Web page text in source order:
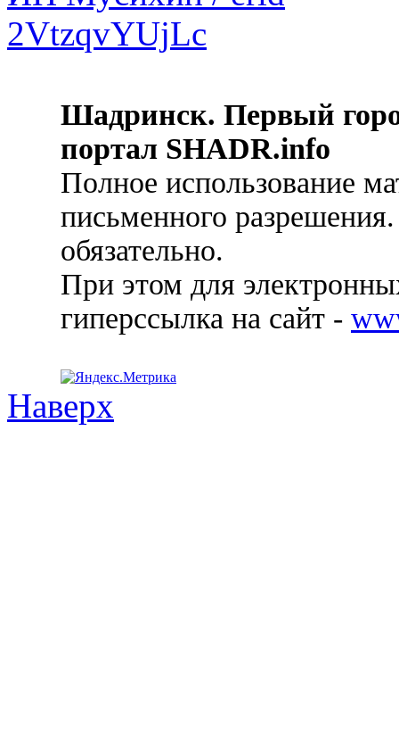
Шадринск. Первый
портал SHADR.info
Полное использование
письменного
обязательно.
При этом для
гиперссылка на сайт -
Наверх